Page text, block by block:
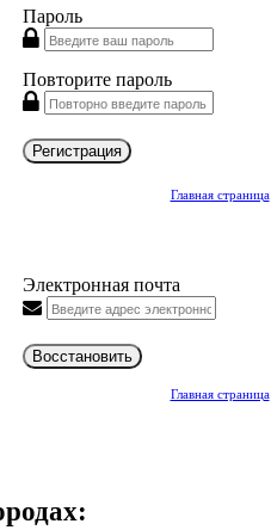
Пароль
Повторите пароль
Регистрация
Главная страница
Электронная почта
Восстановить
Главная страница